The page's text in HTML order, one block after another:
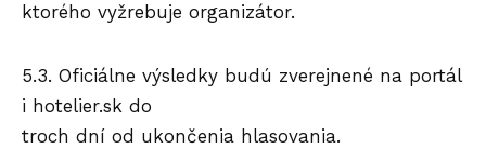
ktorého vyžrebuje organizátor.
5.3. Oficiálne výsledky budú zverejnené na portál
i hotelier.sk do
troch dní od ukončenia hlasovania.